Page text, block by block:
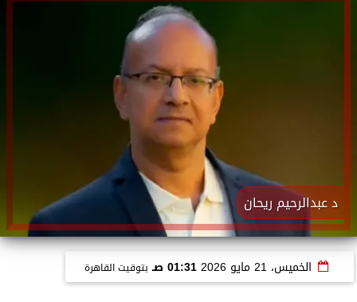
د عبدالرحيم ريحان
الخميس، 21 مايو 2026 01:31 صـ بتوقيت القاهرة